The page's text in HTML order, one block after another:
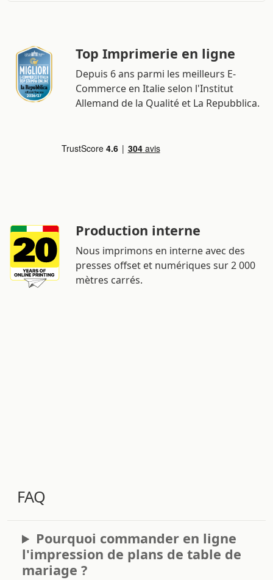
Top Imprimerie en ligne
Depuis 6 ans parmi les meilleurs E-
Commerce en Italie selon l'Institut
Allemand de la Qualité et La Repubblica.
Production interne
Nous imprimons en interne avec des
presses offset et numériques sur 2 000
mètres carrés.
FAQ
Pourquoi commander en ligne
l'impression de plans de table de
mariage ?